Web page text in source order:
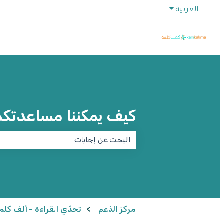
العربية Show submenu for translations
كيف يمكننا
مركز الدّعم تحدّي القراءة - ألف